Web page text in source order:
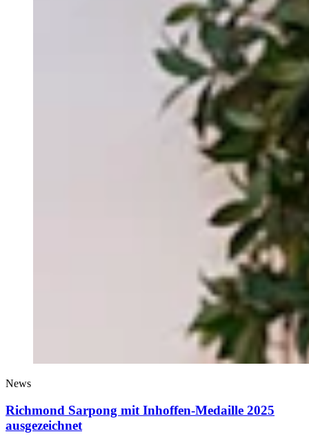
News
Richmond Sarpong mit Inhoffen-Medaille 2025
ausgezeichnet